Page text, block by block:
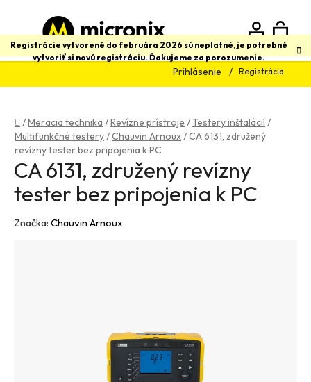
obsah
Registrácie vytvorené do februára 2026 sú neplatné, je potrebné
vytvoriť si novú registráciu. Ďakujeme za porozumenie.
Prihlásenie Registrácia
Hľadať
Domov
/Meracia technika /Revízne prístroje /Testery inštalácií/
Multifunkčné testery/Chauvin Arnoux/CA 6131, združený
revízny tester bez pripojenia k PC
CA 6131, združený revízny
tester bez pripojenia k PC
Značka: Chauvin Arnoux